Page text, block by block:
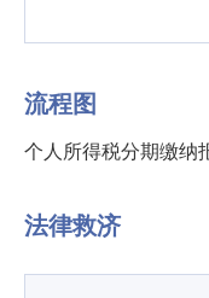
流程图
个人所得税分期缴纳
法律救济